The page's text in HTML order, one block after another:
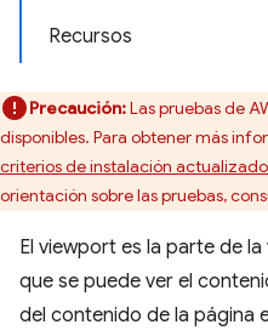
Recursos
Precaución:Las pruebas de
disponibles. Para obtener más
criterios de instalación
orientación sobre las pruebas,
El viewport es la parte de
que se puede ver el
del contenido de la página